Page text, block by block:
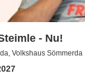
- Nu!
Volkshaus Sömmerda